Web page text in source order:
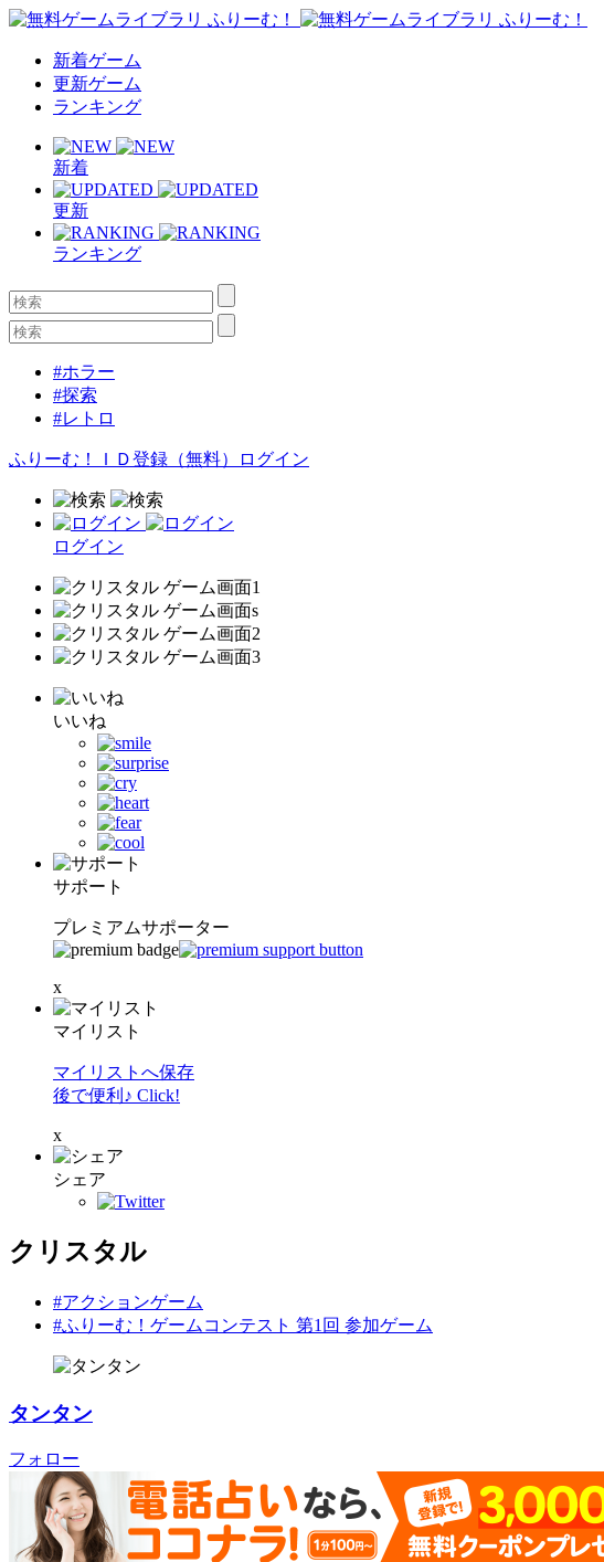
新着ゲーム
更新ゲーム
ランキング
新着
更新
ランキング
#ホラー
#探索
#レトロ
ふりーむ！ＩＤ登録（無料） ログイン
ログイン
いいね
サポート
プレミアムサポーター
x
マイリスト
マイリストへ保存
後で便利♪ Click!
x
シェア
クリスタル
#アクションゲーム
#ふりーむ！ゲームコンテスト 第1回 参加ゲーム
タンタン
フォロー